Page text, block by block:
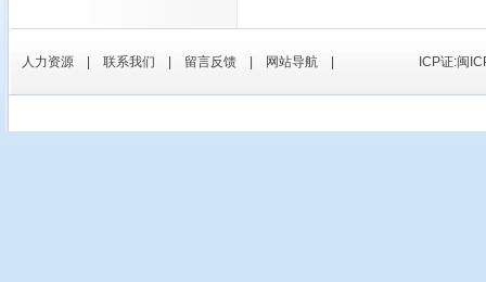
人力资源 联系我们 留言反馈 网站导航 ICP证:闽